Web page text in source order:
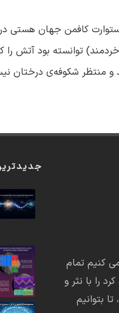
كافمن جهان هستی
توانسته بود آتش را
و منتظر شکوفه‌‌ی
کنیم تمام
را با نثر و
بتوانیم